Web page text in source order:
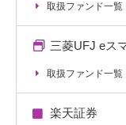
取扱ファンド一覧
三菱UFJ eス
取扱ファンド一覧
楽天証券